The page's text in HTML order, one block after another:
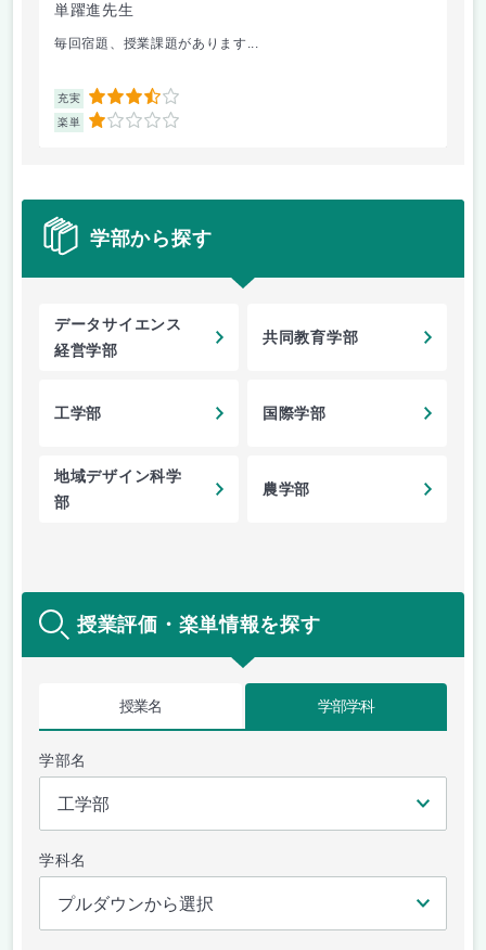
単躍進先生
毎回宿題、授業課題があります...
充実 3.5
楽単 1
学部から探す
データサイエンス
経営学部
共同教育学部
工学部 国際学部
地域デザイン科学
部
農学部
授業評価・楽単情報を探す
授業名 学部学科
学部名
学科名